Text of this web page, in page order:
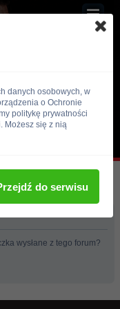
wysłane z tego forum?
danych osobowych, w
o Ochronie
politykę prywatności
Możesz się z nią
do serwisu